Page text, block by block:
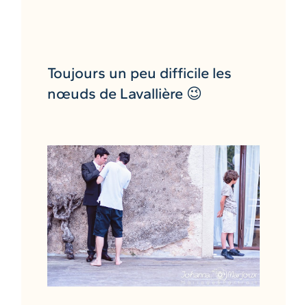
Toujours un peu difficile les
nœuds de Lavallière 😉